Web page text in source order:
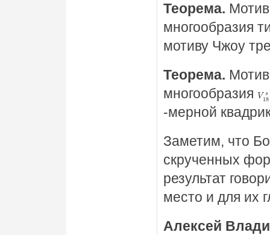
Теорема.
многообразия
мотиву Чжоу
Теорема.
многообразия V
-мерной
Заметим, что
скрученных
результат
место и для их
Алексей